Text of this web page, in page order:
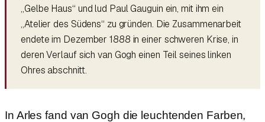
„Gelbe Haus“ und lud Paul Gauguin ein, mit ihm ein
„Atelier des Südens“ zu gründen. Die Zusammenarbeit
endete im Dezember 1888 in einer schweren Krise, in
deren Verlauf sich van Gogh einen Teil seines linken
Ohres abschnitt.
In Arles fand van Gogh die leuchtenden Farben,